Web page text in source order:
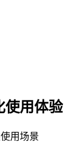
使用体验
用场景